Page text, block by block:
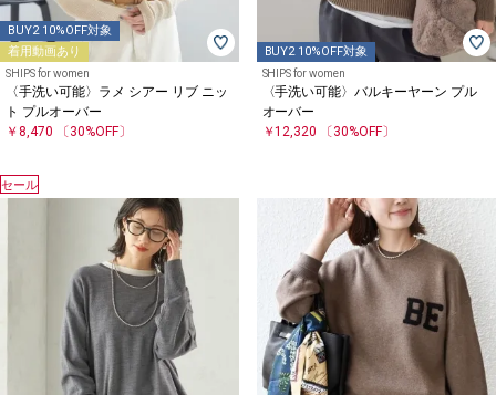
BUY2 10%OFF対象
着用動画あり
SHIPS for women
〈手洗い可能〉ラメ シアー リブ ニッ
ト プルオーバー
￥8,470 〔30%OFF〕
BUY2 10%OFF対象
SHIPS for women
〈手洗い可能〉バルキーヤーン プル
オーバー
￥12,320
〔30%OFF〕
セール